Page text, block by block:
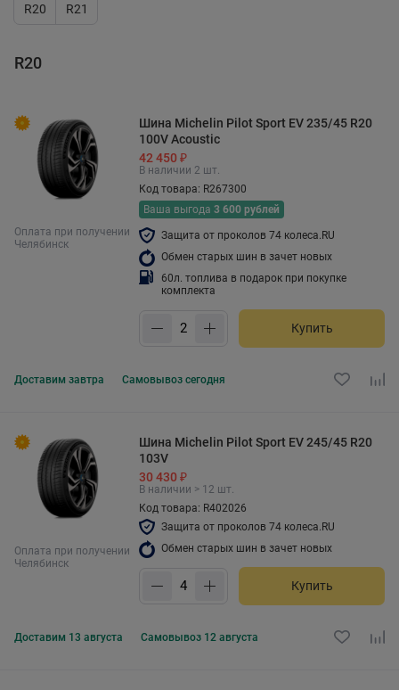
R20 R21
R20
Оплата при получении
Челябинск
Шина Michelin Pilot Sport EV 235/45 R20
100V Acoustic
42 450 ₽
В наличии 2 шт.
Код товара: R267300
Ваша выгода 3 600 рублей
Защита от проколов 74 колеса.RU
Обмен старых шин в зачет новых
60л. топлива в подарок при покупке
комплекта
Купить
Доставим завтра Самовывоз сегодня
Оплата при получении
Челябинск
Шина Michelin Pilot Sport EV 245/45 R20
103V
30 430 ₽
В наличии > 12 шт.
Код товара: R402026
Защита от проколов 74 колеса.RU
Обмен старых шин в зачет новых
Купить
Доставим 13 августа Самовывоз 12 августа